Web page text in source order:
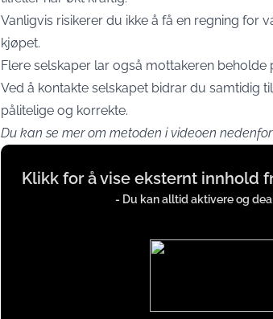
Vanligvis risikerer du ikke å få en regning for
kjøpet.
Flere selskaper lar også mottakeren
Ved å kontakte selskapet bidrar du samtidig
pålitelige og korrekte.
Du kan se mer om metoden i videoen nedenfor:
Display
content
Klikk for å vise eksternt innhold
- Du kan alltid aktivere og